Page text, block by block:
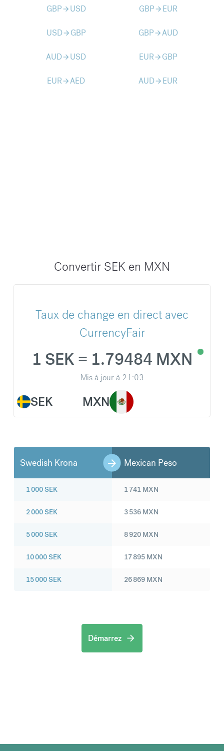
GBParrow_forward USD GBParrow_forward EUR
USDarrow_forward GBP GBParrow_forwardAUD
AUDarrow_forward USD EURarrow_forward GBP
EURarrow_forwardAED AUDarrow_forward EUR
Convertir SEK en MXN
Taux de change en direct avec
CurrencyFair
SEK
1 SEK = 1.79484 MXN
Mis à jour à 21:03
MXN
Swedish Krona Mexican Peso
1 000SEK
2 000SEK
5 000SEK
10 000SEK
15 000SEK
1 741 MXN
3 536 MXN
8 920 MXN
17 895 MXN
26 869 MXN
Démarrez